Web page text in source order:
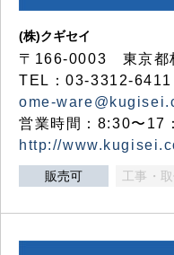
(株)クギセイ
〒166-0003 東京都
TEL：03-3312-
ome-
営業時間：8:30〜17
http://
販売可 工事・